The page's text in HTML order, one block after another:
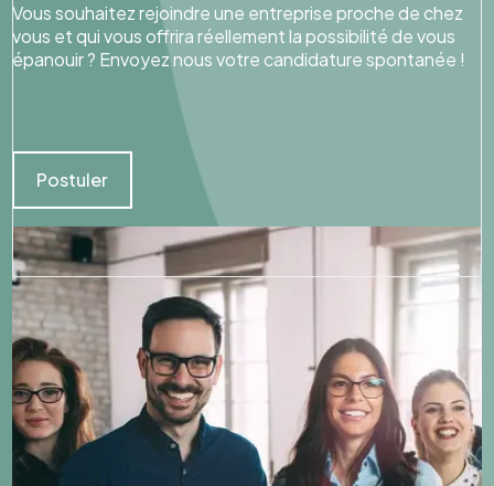
Vous souhaitez rejoindre une entreprise proche de chez
vous et qui vous offrira réellement la possibilité de vous
épanouir ? Envoyez nous votre candidature spontanée !
Postuler